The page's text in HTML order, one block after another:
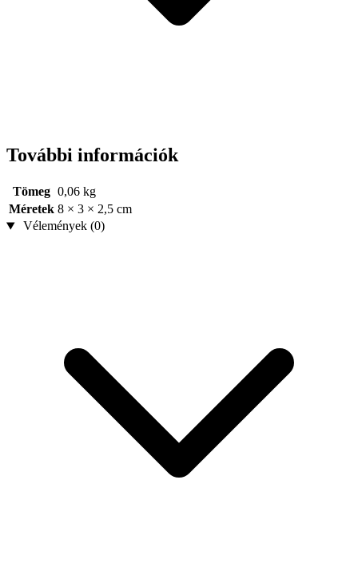
További információk
Tömeg 0,06 kg
Méretek 8 × 3 × 2,5 cm
Vélemények (0)